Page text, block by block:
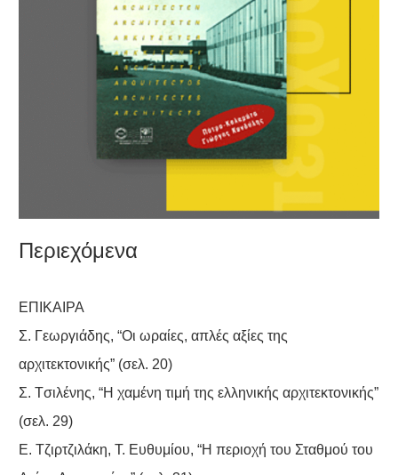
Περιεχόμενα
ΕΠΙΚΑΙΡΑ
Σ. Γεωργιάδης, “Oι ωραίες, απλές αξίες της
αρχιτεκτονικής” (σελ. 20)
Σ. Tσιλένης, “H χαμένη τιμή της ελληνικής αρχιτεκτονικής”
(σελ. 29)
E. Tζιρτζιλάκη, T. Eυθυμίου, “H περιοχή του Σταθμού του